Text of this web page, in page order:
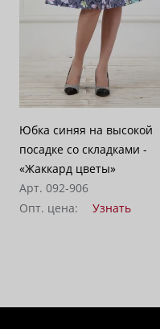
Юбка синяя на высокой
посадке со складками -
«Жаккард цветы»
Арт. 092-906
Опт. цена:
Узнать